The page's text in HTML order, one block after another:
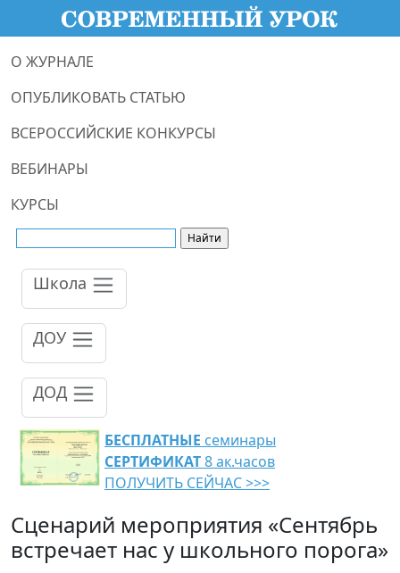
О ЖУРНАЛЕ
ОПУБЛИКОВАТЬ СТАТЬЮ
ВСЕРОССИЙСКИЕ КОНКУРСЫ
ВЕБИНАРЫ
КУРСЫ
Школа
ДОУ
ДОД
БЕСПЛАТНЫЕ семинары
СЕРТИФИКАТ8 ак.часов
ПОЛУЧИТЬ СЕЙЧАС >>>
Сценарий мероприятия «Сентябрь
встречает нас у школьного порога»